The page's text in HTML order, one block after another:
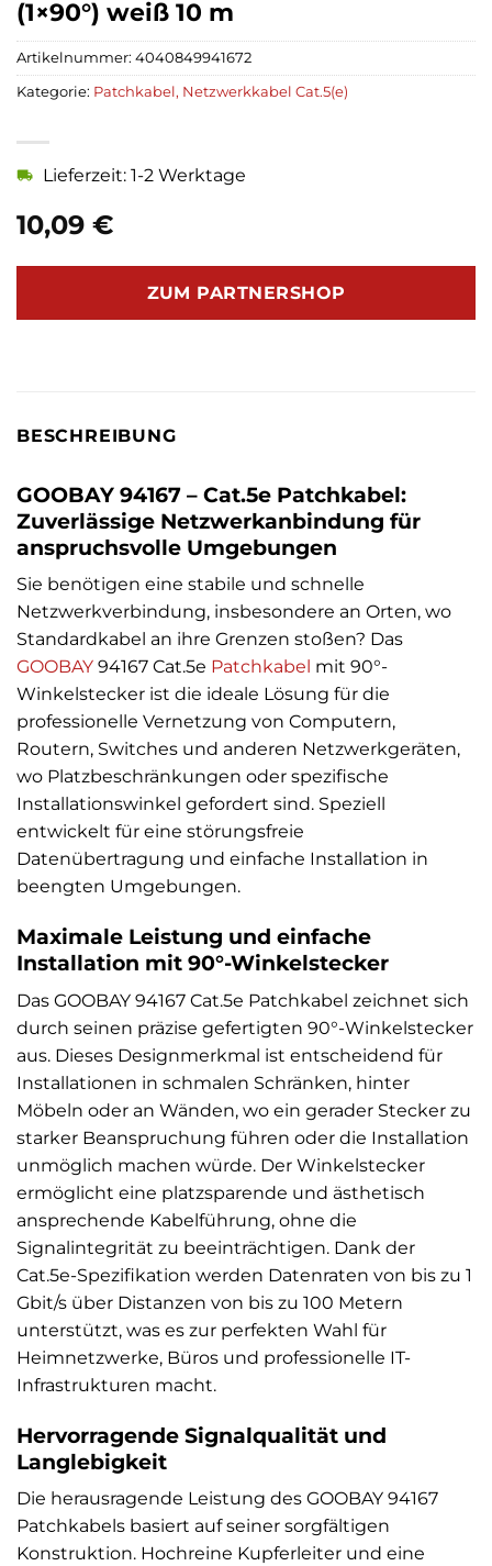
(1×90°) weiß 10 m
10,09 €
Lieferzeit: 1-2 Werktage
ZUM PARTNERSHOP
Artikelnummer: 4040849941672
Kategorie: Patchkabel, Netzwerkkabel Cat.5(e)
BESCHREIBUNG
GOOBAY 94167 – Cat.5e Patchkabel:
Zuverlässige Netzwerkanbindung für
anspruchsvolle Umgebungen
Sie benötigen eine stabile und schnelle
Netzwerkverbindung, insbesondere an Orten, wo
Standardkabel an ihre Grenzen stoßen? Das
GOOBAY 94167 Cat.5e Patchkabel mit 90°-
Winkelstecker ist die ideale Lösung für die
professionelle Vernetzung von Computern,
Routern, Switches und anderen Netzwerkgeräten,
wo Platzbeschränkungen oder spezifische
Installationswinkel gefordert sind. Speziell
entwickelt für eine störungsfreie
Datenübertragung und einfache Installation in
beengten Umgebungen.
Maximale Leistung und einfache
Installation mit 90°-Winkelstecker
Das GOOBAY 94167 Cat.5e Patchkabel zeichnet sich
durch seinen präzise gefertigten 90°-Winkelstecker
aus. Dieses Designmerkmal ist entscheidend für
Installationen in schmalen Schränken, hinter
Möbeln oder an Wänden, wo ein gerader Stecker zu
starker Beanspruchung führen oder die Installation
unmöglich machen würde. Der Winkelstecker
ermöglicht eine platzsparende und ästhetisch
ansprechende Kabelführung, ohne die
Signalintegrität zu beeinträchtigen. Dank der
Cat.5e-Spezifikation werden Datenraten von bis zu 1
Gbit/s über Distanzen von bis zu 100 Metern
unterstützt, was es zur perfekten Wahl für
Heimnetzwerke, Büros und professionelle IT-
Infrastrukturen macht.
Hervorragende Signalqualität und
Langlebigkeit
Die herausragende Leistung des GOOBAY 94167
Patchkabels basiert auf seiner sorgfältigen
Konstruktion. Hochreine Kupferleiter und eine